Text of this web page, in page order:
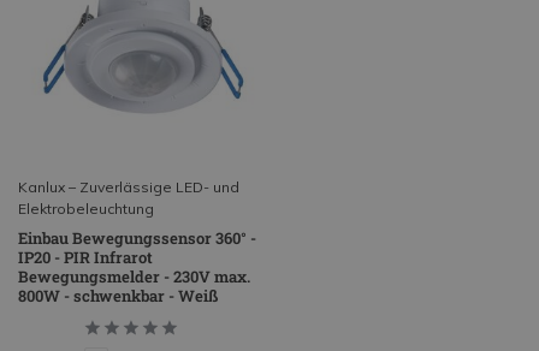
Kanlux – Zuverlässige LED- und
Elektrobeleuchtung
Einbau Bewegungssensor 360° -
IP20 - PIR Infrarot
Bewegungsmelder - 230V max.
800W - schwenkbar - Weiß